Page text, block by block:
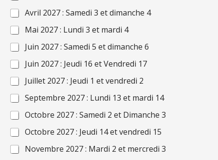
Avril 2027 : Samedi 3 et dimanche 4
Mai 2027 : Lundi 3 et mardi 4
Juin 2027 : Samedi 5 et dimanche 6
Juin 2027 : Jeudi 16 et Vendredi 17
Juillet 2027 : Jeudi 1 et vendredi 2
Septembre 2027 : Lundi 13 et mardi 14
Octobre 2027 : Samedi 2 et Dimanche 3
Octobre 2027 : Jeudi 14 et vendredi 15
Novembre 2027 : Mardi 2 et mercredi 3